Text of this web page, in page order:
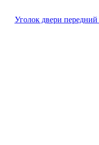
Уголок двери